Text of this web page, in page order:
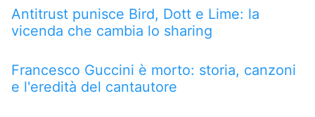
Antitrust punisce Bird, Dott e Lime: la
vicenda che cambia lo sharing
Francesco Guccini è morto: storia, canzoni
e l'eredità del cantautore